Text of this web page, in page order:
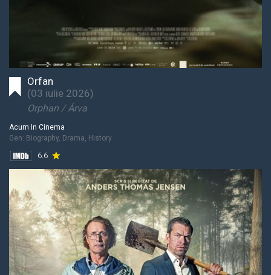
Orfan
(03 iulie 2026)
Orphan / Árva
Acum In Cinema
Gen: Biography, Drama, History
6.6